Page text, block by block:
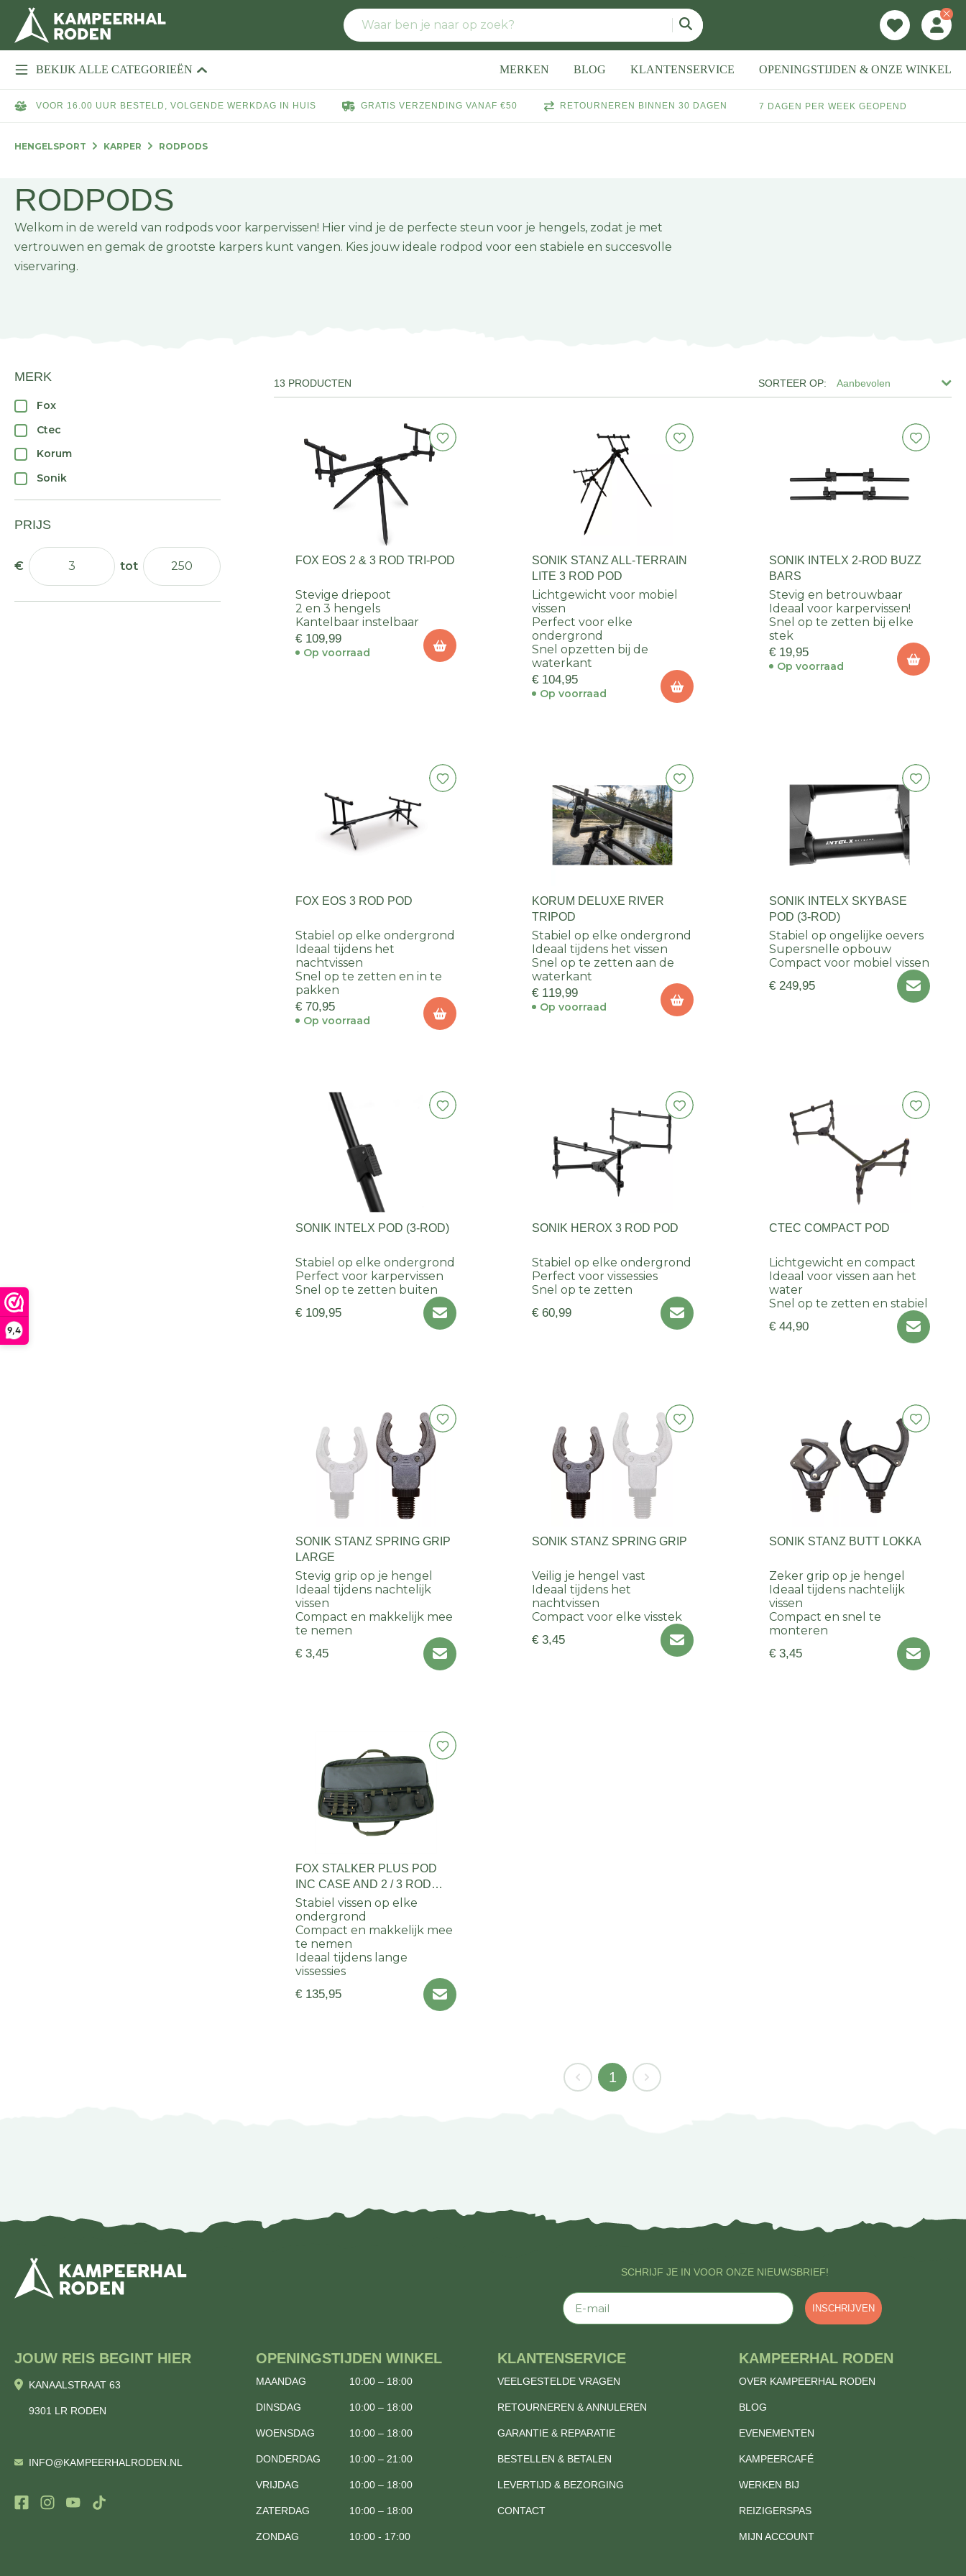
9,4
BEKIJK ALLE CATEGORIEËN MERKEN BLOG KLANTENSERVICE OPENINGSTIJDEN & ONZE WINKEL
VOOR 16.00 UUR BESTELD, VOLGENDE WERKDAG IN HUIS GRATIS VERZENDING VANAF €50 RETOURNEREN BINNEN 30 DAGEN 7 DAGEN PER WEEK GEOPEND
HENGELSPORT KARPER RODPODS
RODPODS
Welkom in de wereld van rodpods voor karpervissen! Hier vind je de perfecte steun voor je hengels, zodat je met
vertrouwen en gemak de grootste karpers kunt vangen. Kies jouw ideale rodpod voor een stabiele en succesvolle
viservaring.
MERK
Fox
Ctec
Korum
Sonik
PRIJS
Aanbevolen
13 PRODUCTEN
FOX EOS 2 & 3 ROD TRI-POD
Stevige driepoot
2 en 3 hengels
Kantelbaar instelbaar
€ 109,99
Op voorraad
SONIK STANZ ALL-TERRAIN
LITE 3 ROD POD
Lichtgewicht voor mobiel
vissen
Perfect voor elke
ondergrond
Snel opzetten bij de
waterkant
€ 104,95
Op voorraad
SONIK INTELX 2-ROD BUZZ
BARS
Stevig en betrouwbaar
Ideaal voor karpervissen!
Snel op te zetten bij elke
stek
€ 19,95
Op voorraad
FOX EOS 3 ROD POD
Stabiel op elke ondergrond
Ideaal tijdens het
nachtvissen
Snel op te zetten en in te
pakken
€ 70,95
Op voorraad
KORUM DELUXE RIVER
TRIPOD
Stabiel op elke ondergrond
Ideaal tijdens het vissen
Snel op te zetten aan de
waterkant
€ 119,99
Op voorraad
SONIK INTELX SKYBASE
POD (3-ROD)
Stabiel op ongelijke oevers
Supersnelle opbouw
Compact voor mobiel vissen
€ 249,95
SONIK INTELX POD (3-ROD)
Stabiel op elke ondergrond
Perfect voor karpervissen
Snel op te zetten buiten
€ 109,95
SONIK HEROX 3 ROD POD
Stabiel op elke ondergrond
Perfect voor vissessies
Snel op te zetten
€ 60,99
CTEC COMPACT POD
Lichtgewicht en compact
Ideaal voor vissen aan het
water
Snel op te zetten en stabiel
€ 44,90
SONIK STANZ SPRING GRIP
LARGE
Stevig grip op je hengel
Ideaal tijdens nachtelijk
vissen
Compact en makkelijk mee
te nemen
€ 3,45
SONIK STANZ SPRING GRIP
Veilig je hengel vast
Ideaal tijdens het
nachtvissen
Compact voor elke visstek
€ 3,45
SONIK STANZ BUTT LOKKA
Zeker grip op je hengel
Ideaal tijdens nachtelijk
vissen
Compact en snel te
monteren
€ 3,45
FOX STALKER PLUS POD
INC CASE AND 2 / 3 ROD
BUZZER BARS
Stabiel vissen op elke
ondergrond
Compact en makkelijk mee
te nemen
Ideaal tijdens lange
vissessies
€ 135,95
1
SCHRIJF JE IN VOOR ONZE NIEUWSBRIEF!
E-mail
INSCHRIJVEN
JOUW REIS BEGINT HIER
KANAALSTRAAT 63
9301 LR RODEN
INFO@KAMPEERHALRODEN.NL
OPENINGSTIJDEN WINKEL
MAANDAG 10:00 – 18:00
DINSDAG 10:00 – 18:00
WOENSDAG 10:00 – 18:00
DONDERDAG 10:00 – 21:00
VRIJDAG 10:00 – 18:00
ZATERDAG 10:00 – 18:00
ZONDAG 10:00 - 17:00
KLANTENSERVICE
VEELGESTELDE VRAGEN
RETOURNEREN & ANNULEREN
GARANTIE & REPARATIE
BESTELLEN & BETALEN
LEVERTIJD & BEZORGING
CONTACT
KAMPEERHAL RODEN
OVER KAMPEERHAL RODEN
BLOG
EVENEMENTEN
KAMPEERCAFÉ
WERKEN BIJ
REIZIGERSPAS
MIJN ACCOUNT